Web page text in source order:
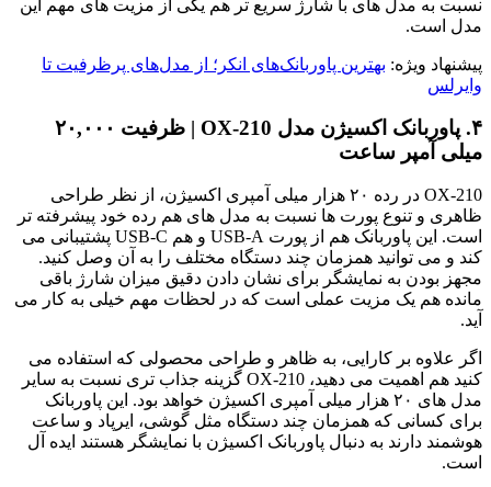
نسبت به مدل های با شارژ سریع تر هم یکی از مزیت های مهم این
مدل است.
پیشنهاد ویژه: بهترین پاوربانک‌های انکر؛ از مدل‌های پرظرفیت تا
وایرلس
۴. پاوربانک اکسیژن مدل OX-210 | ظرفیت ۲۰,۰۰۰
میلی آمپر ساعت
OX-210 در رده ۲۰ هزار میلی آمپری اکسیژن، از نظر طراحی
ظاهری و تنوع پورت ها نسبت به مدل های هم رده خود پیشرفته تر
است. این پاوربانک هم از پورت USB-A و هم USB-C پشتیبانی می
کند و می توانید همزمان چند دستگاه مختلف را به آن وصل کنید.
مجهز بودن به نمایشگر برای نشان دادن دقیق میزان شارژ باقی
مانده هم یک مزیت عملی است که در لحظات مهم خیلی به کار می
آید.
اگر علاوه بر کارایی، به ظاهر و طراحی محصولی که استفاده می
کنید هم اهمیت می دهید، OX-210 گزینه جذاب تری نسبت به سایر
مدل های ۲۰ هزار میلی آمپری اکسیژن خواهد بود. این پاوربانک
برای کسانی که همزمان چند دستگاه مثل گوشی، ایرپاد و ساعت
هوشمند دارند به دنبال پاوربانک اکسیژن با نمایشگر هستند ایده آل
است.